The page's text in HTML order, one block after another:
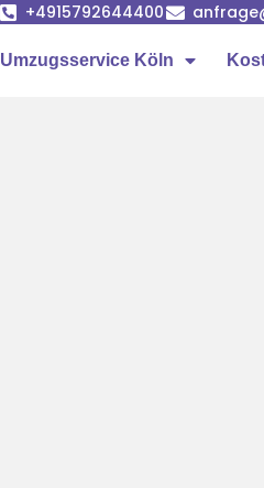
+4915792644400
Umzugsservice Köln